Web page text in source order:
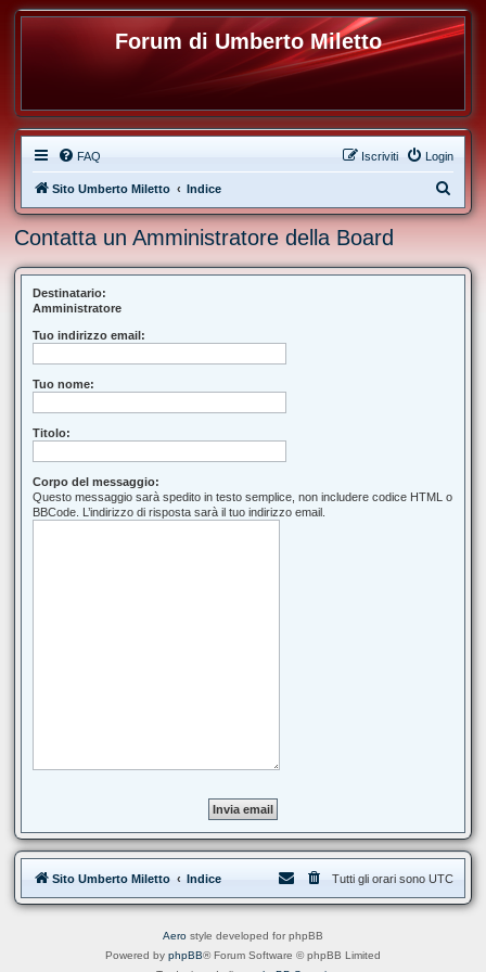
Forum di Umberto Miletto
FAQ Login
Iscriviti
Sito Umberto Miletto Indice
e
c
Contatta un Amministratore della Board
Destinatario:
Amministratore
Tuo indirizzo email:
Tuo nome:
Titolo:
Corpo del messaggio:
Questo messaggio sarà spedito in testo semplice, non includere codice HTML o
BBCode. L’indirizzo di risposta sarà il tuo indirizzo email.
Sito Umberto Miletto Indice Tutti gli orari sono UTC
Aero style developed for phpBB
Powered by phpBB® Forum Software © phpBB Limited